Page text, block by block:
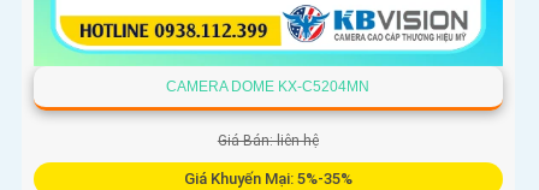
CAMERA DOME KX-C5204MN
Giá Bán: liên hệ
Giá Khuyến Mại: 5%-35%